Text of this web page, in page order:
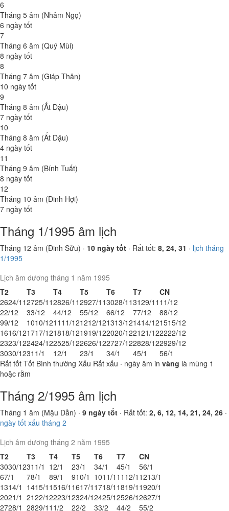
6
Tháng 5 âm (Nhâm Ngọ)
6 ngày tốt
7
Tháng 6 âm (Quý Mùi)
8 ngày tốt
8
Tháng 7 âm (Giáp Thân)
10 ngày tốt
9
Tháng 8 âm (Ất Dậu)
7 ngày tốt
10
Tháng 8 âm (Ất Dậu)
4 ngày tốt
11
Tháng 9 âm (Bính Tuất)
8 ngày tốt
12
Tháng 10 âm (Đinh Hợi)
7 ngày tốt
Tháng 1/1995 âm lịch
Tháng 12 âm (Đinh Sửu) · 10 ngày tốt · Rất tốt: 8, 24, 31 · lịch tháng
1/1995
Lịch âm dương tháng 1 năm 1995
T2
T3 T4 T5 T6 T7
CN
2624/112725/112826/112927/113028/113129/11 1 1/12
22/12 33/12 44/12 55/12 66/12 77/12 88/12
99/12 1010/1211 11/121212/121313/121414/121515/12
1616/121717/121818/121919/122020/122121/122222/12
2323/122424/122525/122626/122727/122828/122929/12
3030/1231 1/1 12/1 23/1 34/1 45/1 56/1
Rất tốt Tốt Bình thường Xấu Rất xấu · ngày âm in vàng là mùng 1
hoặc rằm
Tháng 2/1995 âm lịch
Tháng 1 âm (Mậu Dần) · 9 ngày tốt · Rất tốt: 2, 6, 12, 14, 21, 24, 26 ·
ngày tốt xấu tháng 2
Lịch âm dương tháng 2 năm 1995
T2
T3 T4 T5 T6 T7
CN
3030/1231 1/1 12/1 23/1 34/1 45/1 56/1
67/1 78/1 89/1 910/1 1011/1 11 12/1 1213/1
1314/1 1415/1 1516/1 1617/1 1718/1 1819/1 1920/1
2021/1 2122/12223/12324/12425/12526/12627/1
2728/1 2829/1 1 1/2 22/2 33/2 44/2 55/2